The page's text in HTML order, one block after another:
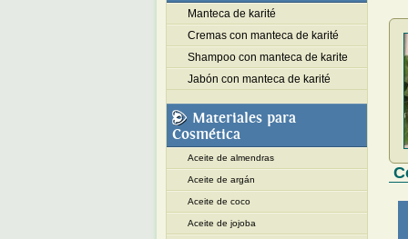
Manteca de karité
Cremas con manteca de karité
Shampoo con manteca de karite
Jabón con manteca de karité
Materiales para
Cosmética
Aceite de almendras
Aceite de argán
Aceite de coco
Aceite de jojoba